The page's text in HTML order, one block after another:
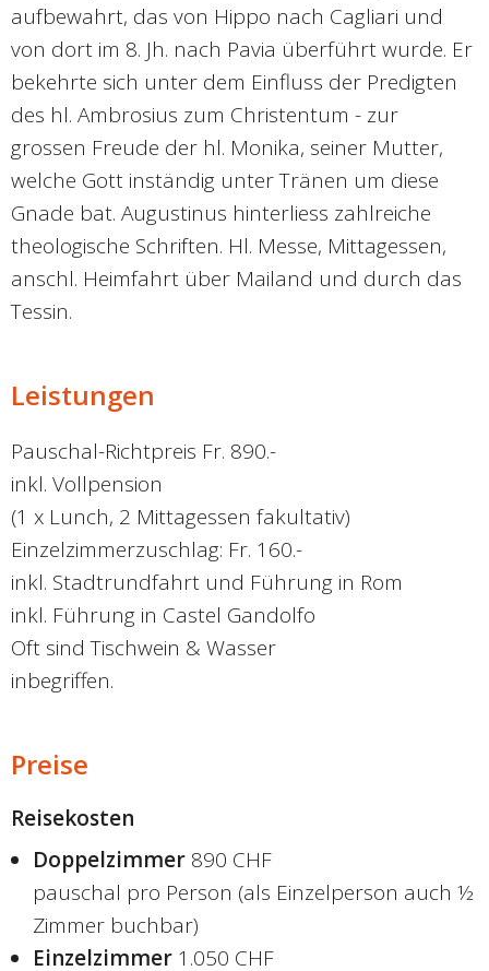
aufbewahrt, das von Hippo nach Cagliari und
von dort im 8. Jh. nach Pavia überführt wurde. Er
bekehrte sich unter dem Einfluss der Predigten
des hl. Ambrosius zum Christentum - zur
grossen Freude der hl. Monika, seiner Mutter,
welche Gott inständig unter Tränen um diese
Gnade bat. Augustinus hinterliess zahlreiche
theologische Schriften. Hl. Messe, Mittagessen,
anschl. Heimfahrt über Mailand und durch das
Tessin.
Leistungen
Pauschal-Richtpreis Fr. 890.-
inkl. Vollpension
(1 x Lunch, 2 Mittagessen fakultativ)
Einzelzimmerzuschlag: Fr. 160.-
inkl. Stadtrundfahrt und Führung in Rom
inkl. Führung in Castel Gandolfo
Oft sind Tischwein & Wasser
inbegriffen.
Preise
Reisekosten
Doppelzimmer 890 CHF
pauschal pro Person (als Einzelperson auch ½
Zimmer buchbar)
Einzelzimmer 1.050 CHF